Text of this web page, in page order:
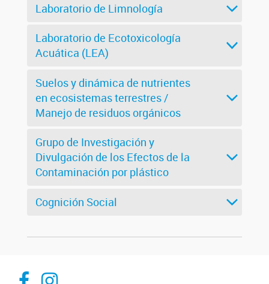
Laboratorio de Limnología
Laboratorio de Ecotoxicología
Acuática (LEA)
Suelos y dinámica de nutrientes
en ecosistemas terrestres /
Manejo de residuos orgánicos
Grupo de Investigación y
Divulgación de los Efectos de la
Contaminación por plástico
Cognición Social
Inibioma-Conicet/Unco
inibiomaabierto